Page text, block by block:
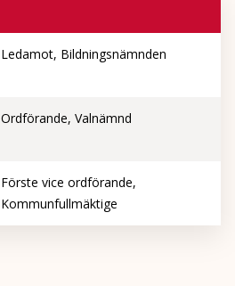
Ledamot, Bildningsnämnden
Ordförande, Valnämnd
Förste vice ordförande,
Kommunfullmäktige